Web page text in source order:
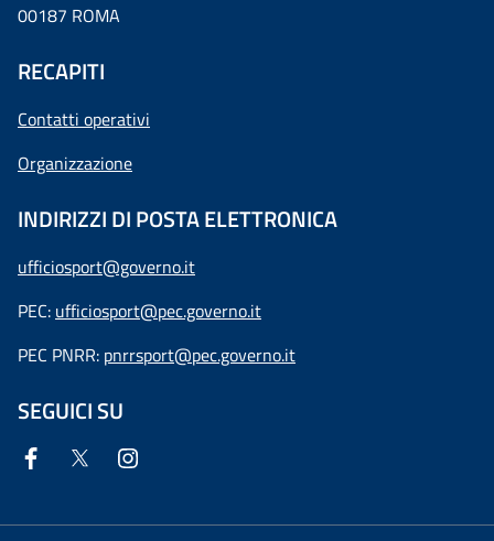
00187 ROMA
RECAPITI
Contatti operativi
Organizzazione
INDIRIZZI DI POSTA ELETTRONICA
ufficiosport@governo.it
PEC: ufficiosport@pec.governo.it
PEC PNRR: pnrrsport@pec.governo.it
SEGUICI SU